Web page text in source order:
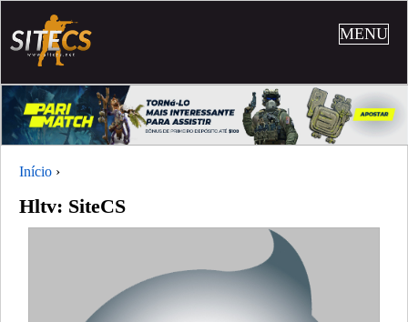
MENU
Início ›
Hltv: SiteCS